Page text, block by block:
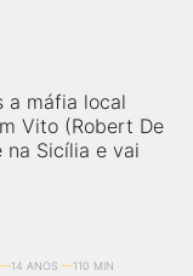
a máfia local
Vito (Robert De
Sicília e vai
14 ANOS 110 MIN